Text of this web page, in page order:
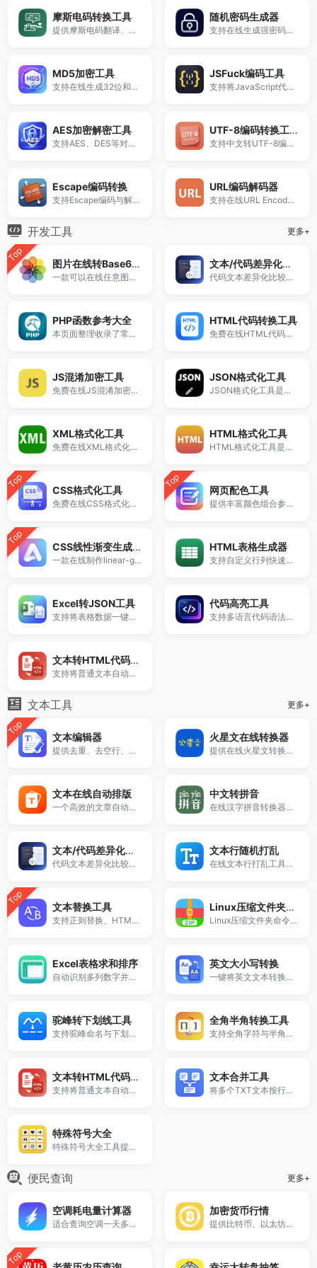
摩斯电码转换工具
提供摩斯电码翻译、摩斯密码转换及完整对照表查询。
随机密码生成器
支持在线生成强密码、安全密码和复杂密码，自定义长度、字符类型及数量，一键生成并复制。
MD5加密工具
支持在线生成32位和16位MD5值，并提供大小写转换功能。
JSFuck编码工具
支持将JavaScript代码转换为由 []()+! 组成的特殊表达式编码。
AES加密解密工具
支持AES、DES等对称加密算法，在线实现字符串加密与解密。
UTF-8编码转换工具
支持中文转UTF-8编码、UTF-8解码转中文、Unicode与UTF-8互转。
Escape编码转换
支持Escape编码与解码（还原中文），适用于JS编码、网页转义及数据处理场景。
URL编码解码器
支持在线URL Encode编码与Decode解码，适用于接口调试、参数传递、网页开发等场景。
开发工具 更多+
Top 图片在线转Base64编码
一款可以在线任意图片格式转Base64 DataUrl编码工具
文本/代码差异化对比工具
代码文本差异化比较，高亮显示差异部分。
PHP函数参考大全
本页面整理收录了常用 PHP 字符串处理函数、HTML标签转义函数、大小写转换函数等。
HTML代码转换工具
免费在线HTML代码转换工具，支持HTML转JS、PHP、ASP等多语言代码生成，一键完成HTML转义与编码转换，适合开发调试与网页嵌入使用。
JS混淆加密工具
免费在线JS混淆加密工具，支持JavaScript代码加密、压缩与混淆处理，一键保护前端源码安全，防止代码被复制和破解。
JSON格式化工具
JSON格式化工具是一款强大的在线JSON处理工具，支持JSON解析、美化、压缩、校验、转义以及Unicode转中文等功能。
XML格式化工具
免费在线XML格式化工具，支持XML代码美化、压缩与一键整理结构。
HTML格式化工具
HTML格式化工具是一款免费在线HTML代码处理工具，支持HTML代码美化、压缩和结构整理。
Top CSS格式化工具
免费在线CSS格式化工具，支持CSS代码美化、压缩和一键整理结构。
Top 网页配色工具
提供丰富颜色组合参考，帮助快速完成专业配色设计。
Top CSS线性渐变生成器
一款在线制作linear-gradient线性渐变 的实用工具。
HTML表格生成器
支持自定义行列快速生成Table表格代码，在线一键生成HTML表格。
Excel转JSON工具
支持将表格数据一键转换为JSON格式，适用于前端开发、接口调试和数据处理。
代码高亮工具
支持多语言代码语法高亮与格式化处理，在线一键美化代码。
文本转HTML代码生成器
支持将普通文本自动转换为HTML标签代码，可选择p标签、br换行等格式。
文本工具 更多+
Top 文本编辑器
提供去重、去空行、排序、反转、随机打乱及大小写转换。适合整理词表、URL 列表与多行文本，打开即用。
火星文在线转换器
提供在线火星文转换器、在线转换火星文、火星文转为简体、也可以通过繁简体转为火星文！
文本在线自动排版
一个高效的文章自动排版工具
中文转拼音
在线汉字拼音转换器工具，方便的把中文转换成有普通话拼音注音的格式，还能查询中文生字的拼音。
文本/代码差异化对比工具
代码文本差异化比较，高亮显示差异部分。
文本行随机打乱
在线文本行打乱工具，支持多行内容顺序随机排列，适用于抽奖名单、考试选项、段落句子打乱等，操作简单、永久免费！
Top 文本替换工具
支持正则替换、HTML标签清理与批量文本处理，快速实现字符串替换。
Linux压缩文件夹命令生成器
Linux压缩文件夹命令生成器是一款在线工具，支持生成tar和zip压缩命令，可批量压缩指定目录文件夹，适用于服务器运维、自动化部署及文件打包场景。
Excel表格求和排序
自动识别多列数字并计算总计，可按总计进行升序或降序排序，适用于成绩排名、评分汇总、数据统计等多种场景。
英文大小写转换
一键将英文文本转换为大写或小写，适用于代码处理。
驼峰转下划线工具
支持驼峰命名与下划线命名一键互转，适用于前端开发、后端开发及数据库字段命名转换，操作简单高效，无需下载即可在线使用。
全角半角转换工具
支持全角字符与半角字符一键互转，适用于文本排版、编程输入和符号格式处理，操作简单快速，无需下载即可在线使用。
文本转HTML代码生成器
支持将普通文本自动转换为HTML标签代码，可选择p标签、br换行等格式。
文本合并工具
将多个TXT文本按行合并成一个文件。
特殊符号大全
特殊符号大全工具提供全网最全的特殊字符与表情符号，包括 Emoji 表情、昵称美化符号、星座符号、单位符号、箭头符号、日语/韩语/希腊文符号等，支持一键复制使用，适合聊天美化、网名设计、文案排版装饰等场景，永久免费使用。
便民查询 更多+
空调耗电量计算器
适合查询空调一天多少度电、一个月多少电费等问题。
加密货币行情
提供比特币、以太坊、BNB、XRP、Solana等主流数字货币实时价格查询。
Top